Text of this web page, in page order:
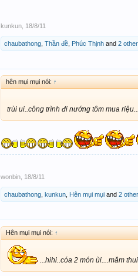
kunkun 18/8/11
chaubathong Thần đề Phúc Thịnh and 2
hên mụi mụi nói: ↑
trùi ui..công trình đi nướng tôm mua
wonbin 18/8/11
chaubathong kunkun Hên mụi mụi and 2
Hên mụi mụi nói: ↑
...hihi..cóa 2 món ùi....măm thui